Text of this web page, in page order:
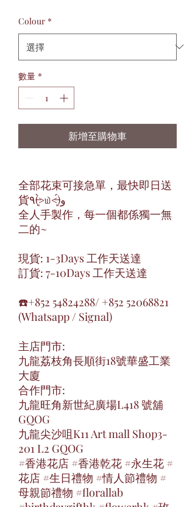
Colour *
數量 *
新增至購物車
全部花束可接急單，最快即日送
貨٩(˃̶͈̀௰˂̶͈́)و
全人手製作，每一個都係獨一無
二的~
現貨: 1-3Days 工作天送達
訂貨: 7-10Days 工作天送達
☎️+852 54824288/ +852 52068821
(Whatsapp / Signal)
主店門市:
九龍荔枝角長順街18號華盛工業
大廈
合作門市:
九龍旺角新世紀廣場L418 號舖
GQOG
九龍尖沙咀K11 Art mall Shop3-
201 L2 GQOG
#香港花店 #香港乾花 #永生花 #
花店 #生日禮物 #情人節禮物 #
母親節禮物 #florallab